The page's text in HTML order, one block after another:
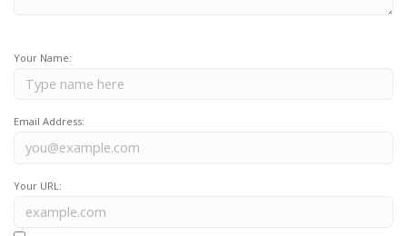
Your Name:
Email Address:
Your URL: